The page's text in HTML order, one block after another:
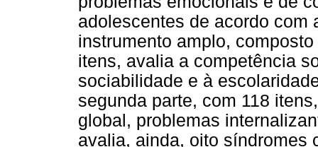
adolescentes de acordo com
instrumento amplo,
itens, avalia a competência
sociabilidade e à
segunda parte, com 118
global, problemas
avalia, ainda, oito síndromes